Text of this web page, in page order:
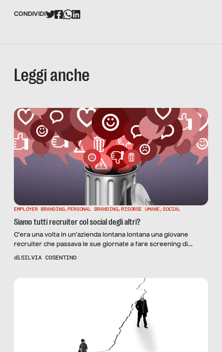
CONDIVIDI
Leggi anche
EMPLOYER BRANDING,PERSONAL BRANDING,RISORSE UMANE, SOCIAL
Siamo tutti recruiter col social degli altri?
C’era una volta in un’azienda lontana lontana una giovane
recruiter che passava le sue giornate a fare screening di
autisti, pompieri, camerieri e spogliarellisti candidati a un
diSILVIA COSENTINO